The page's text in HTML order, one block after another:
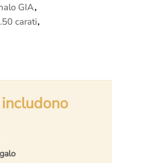
di
al
GIA,
carati,